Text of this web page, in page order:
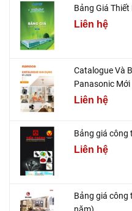
Bảng Giá
Liên hệ
Catalogue Và
Panasonic
Liên hệ
Bảng giá công
Liên hệ
Bảng giá công